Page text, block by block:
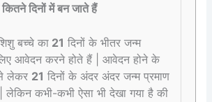
दिनों में बन जाते हैं
बच्चे का 21 दिनों के भीतर जन्म
आवेदन करने होते हैं | आवेदन होने के
लेकर 21 दिनों के अंदर अंदर जन्म प्रमाण
लेकिन कभी-कभी ऐसा भी देखा गया है की